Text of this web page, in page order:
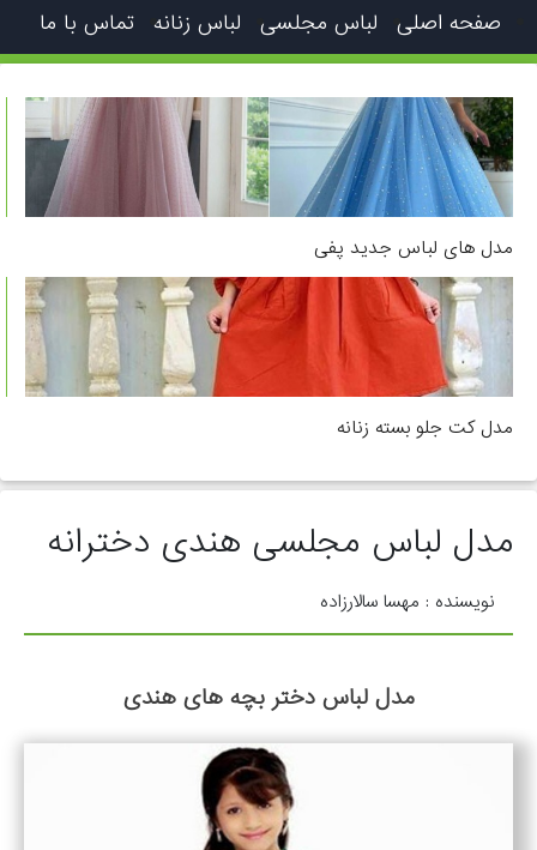
صفحه اصلی لباس مجلسی لباس زنانه تماس با ما
مدل های لباس جدید پفی
مدل کت جلو بسته زنانه
مدل لباس مجلسی هندی دخترانه
نویسنده : مهسا سالارزاده
مدل لباس دختر بچه های هندی